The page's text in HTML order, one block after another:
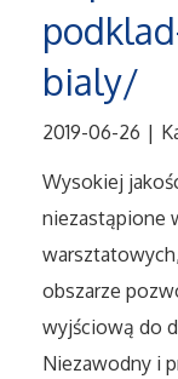
bialy/
2019-06-26 |
Wysokiej
niezastąpione
obszarze
wyjściową do
Niezawodny i